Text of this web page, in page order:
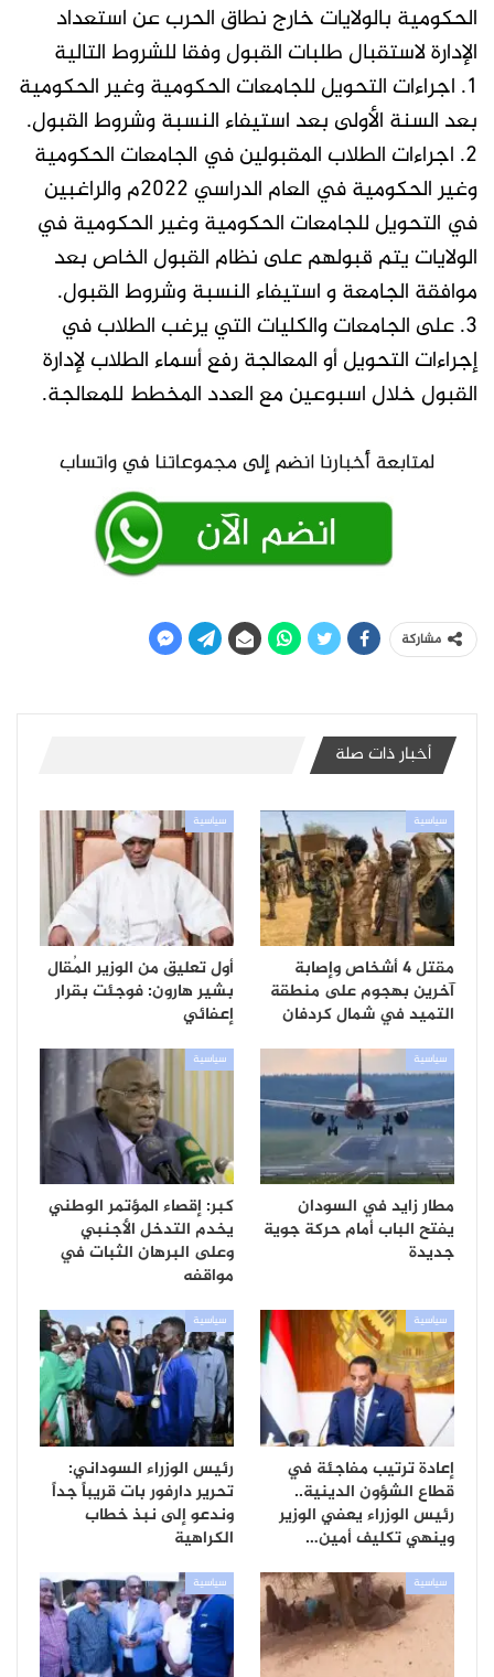
الحكومية بالولايات خارج نطاق الحرب عن استعداد
الإدارة لاستقبال طلبات القبول وفقا للشروط التالية
1. اجراءات التحويل للجامعات الحكومية وغير الحكومية
بعد السنة الأولى بعد استيفاء النسبة وشروط القبول.
2. اجراءات الطلاب المقبولين في الجامعات الحكومية
وغير الحكومية في العام الدراسي 2022م والراغبين
في التحويل للجامعات الحكومية وغير الحكومية في
الولايات يتم قبولهم على نظام القبول الخاص بعد
موافقة الجامعة و استيفاء النسبة وشروط القبول.
3. على الجامعات والكليات التي يرغب الطلاب في
إجراءات التحويل أو المعالجة رفع أسماء الطلاب لإدارة
القبول خلال اسبوعين مع العدد المخطط للمعالجة.
مشاركة
أخبار ذات صلة
سياسية
مقتل 4 أشخاص وإصابة
آخرين بهجوم على منطقة
التميد في شمال كردفان
سياسية
أول تعليق من الوزير المُقال
بشير هارون: فوجئت بقرار
إعفائي
سياسية
مطار زايد في السودان
يفتح الباب أمام حركة جوية
جديدة
سياسية
كبر: إقصاء المؤتمر الوطني
يخدم التدخل الأجنبي
وعلى البرهان الثبات في
مواقفه
سياسية
إعادة ترتيب مفاجئة في
قطاع الشؤون الدينية..
رئيس الوزراء يعفي الوزير
وينهي تكليف أمين…
سياسية
رئيس الوزراء السوداني:
تحرير دارفور بات قريباً جداً
وندعو إلى نبذ خطاب
الكراهية
سياسية سياسية